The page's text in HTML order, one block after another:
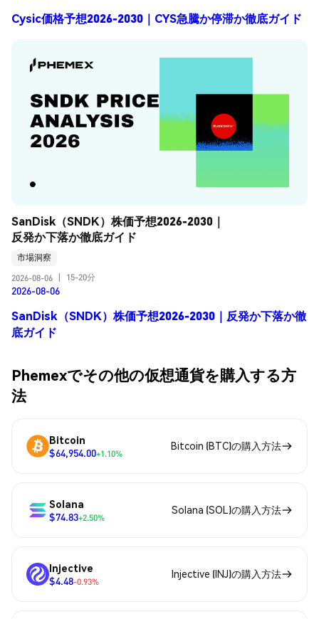
Cysic価格予想2026-2030｜CYS急騰か停滞か徹底ガイド
SanDisk（SNDK）株価予想2026-2030｜
反発か下落か徹底ガイド
市場洞察
2026-08-06
15-20分
2026-08-06
SanDisk（SNDK）株価予想2026-2030｜反発か下落か徹
底ガイド
Phemexでその他の仮想通貨を購入する方
法
Bitcoin
$64,954.00+1.10%
Bitcoin (BTC)の購入方法
Solana
$74.83+2.50%
Solana (SOL)の購入方法
Injective
$4.48-0.93%
Injective (INJ)の購入方法